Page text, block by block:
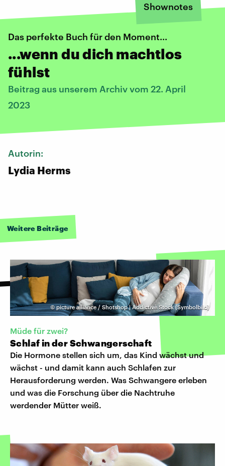
Shownotes
Das perfekte Buch für den Moment...
...wenn du dich machtlos
fühlst
Beitrag aus unserem Archiv vom 22. April
2023
Autorin:
Lydia Herms
Weitere Beiträge
©picture alliance / Shotshop | Addictive Stock (Symbolbild)
Müde für zwei?
Schlaf in der Schwangerschaft
Die Hormone stellen sich um, das Kind wächst und
wächst - und damit kann auch Schlafen zur
Herausforderung werden. Was Schwangere erleben
und was die Forschung über die Nachtruhe
werdender Mütter weiß.